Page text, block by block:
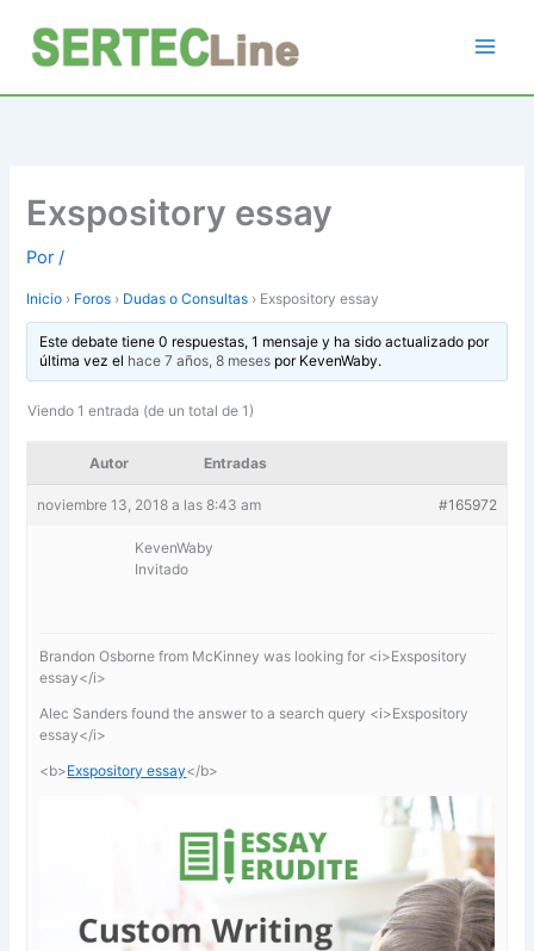
contenido
Exspository essay
Por/
Inicio › Foros › Dudas o Consultas › Exspository essay
Este debate tiene 0 respuestas, 1 mensaje y ha sido actualizado por
última vez el hace 7 años, 8 mesespor KevenWaby.
Viendo 1 entrada (de un total de 1)
Autor Entradas
noviembre 13, 2018 a las 8:43 am #165972
KevenWaby
Invitado
Brandon Osborne from McKinney was looking for <i>Exspository
essay</i>
Alec Sanders found the answer to a search query <i>Exspository
essay</i>
<b>Exspository essay</b>